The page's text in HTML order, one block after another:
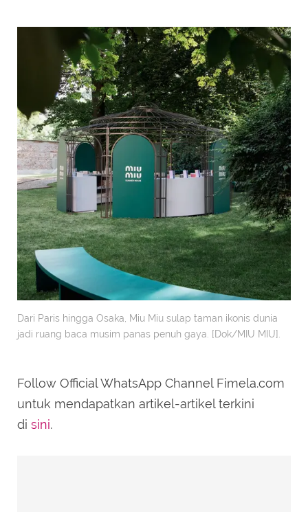
Dari Paris hingga Osaka, Miu Miu sulap taman ikonis dunia
jadi ruang baca musim panas penuh gaya. [Dok/MIU MIU].
Follow Official WhatsApp Channel Fimela.com
untuk mendapatkan artikel-artikel terkini
di sini.